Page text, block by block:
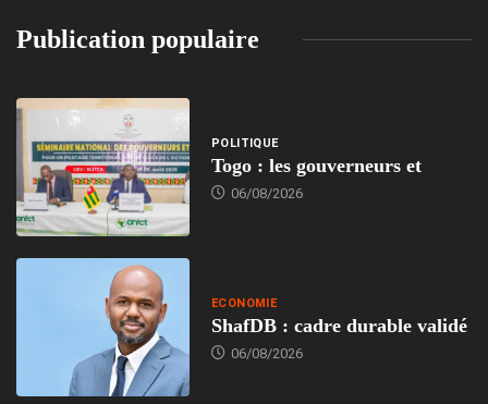
Publication populaire
POLITIQUE
Togo : les gouverneurs et
06/08/2026
ECONOMIE
ShafDB : cadre durable validé
06/08/2026